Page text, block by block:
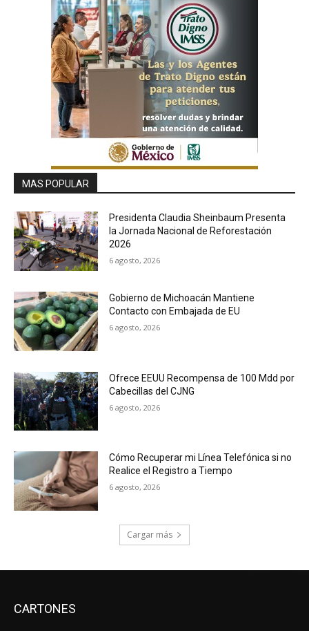
MAS POPULAR
Presidenta Claudia Sheinbaum Presenta
la Jornada Nacional de Reforestación
2026
6 agosto, 2026
Gobierno de Michoacán Mantiene
Contacto con Embajada de EU
6 agosto, 2026
Ofrece EEUU Recompensa de 100 Mdd por
Cabecillas del CJNG
6 agosto, 2026
Cómo Recuperar mi Línea Telefónica si no
Realice el Registro a Tiempo
6 agosto, 2026
Cargar más
CARTONES